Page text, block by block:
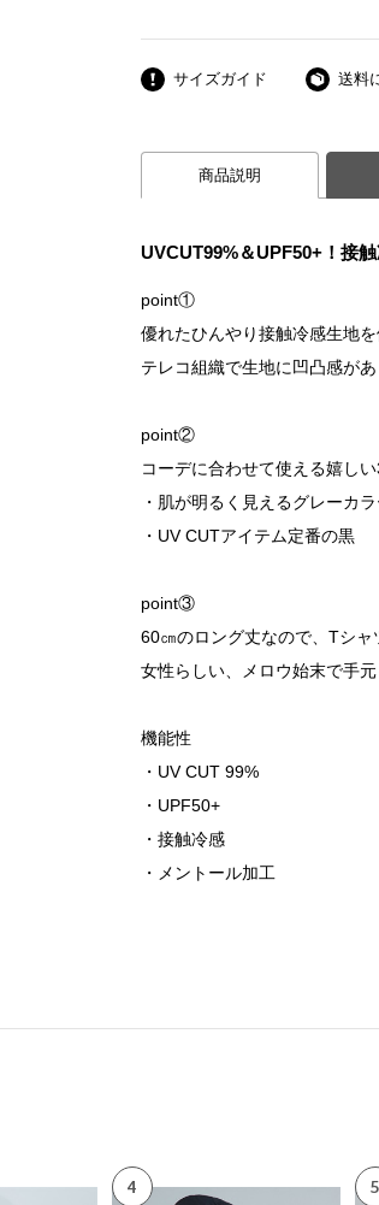
サイズガイド 送料
商品説明
UVCUT99%＆UPF50+！接
point①
優れたひんやり接触冷感生地を
テレコ組織で生地に凹凸感が
point②
コーデに合わせて使える嬉し
・肌が明るく見えるグレーカ
・UV CUTアイテム定番の黒
point③
60㎝のロング丈なので、Tシャ
女性らしい、メロウ始末で手元
機能性
・UV CUT 99%
・UPF50+
・接触冷感
・メントール加工
4 5